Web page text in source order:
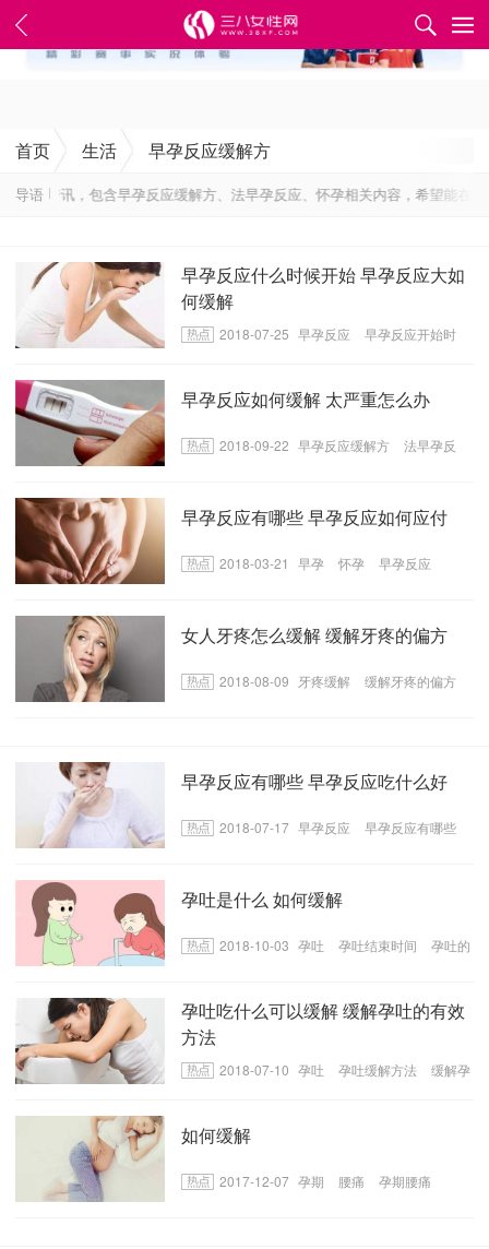
✕
首页 生活 早孕反应缓解方
导语
的资讯，包含早孕反应缓解方、法早孕反应、怀孕相关内容，希望能在
早孕反应什么时候开始 早孕反应大如
何缓解
2018-07-25 早孕反应
早孕反应开始时
早孕反应如何缓解 太严重怎么办
2018-09-22 早孕反应缓解方
法早孕反
早孕反应有哪些 早孕反应如何应付
2018-03-21 早孕 怀孕 早孕反应
女人牙疼怎么缓解 缓解牙疼的偏方
2018-08-09 牙疼缓解 缓解牙疼的偏方
早孕反应有哪些 早孕反应吃什么好
2018-07-17 早孕反应
早孕反应有哪些
孕吐是什么 如何缓解
2018-10-03 孕吐 孕吐结束时间
孕吐的
孕吐吃什么可以缓解 缓解孕吐的有效
方法
2018-07-10 孕吐 孕吐缓解方法
缓解孕
如何缓解
2017-12-07 孕期 腰痛 孕期腰痛